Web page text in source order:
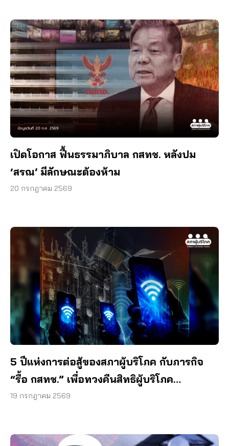
เปิดโอกาส ฟื้นธรรมาภิบาล กสทช. หลังปม
‘สรณ’ มีลักษณะต้องห้าม
20 กรกฎาคม 2569
5 ปีแห่งการต่อสู้ของสภาผู้บริโภค กับภารกิจ
“รื้อ กสทช.” เพื่อทวงคืนสิทธิผู้บริโภค
โทรคมนาคม
19 กรกฎาคม 2569